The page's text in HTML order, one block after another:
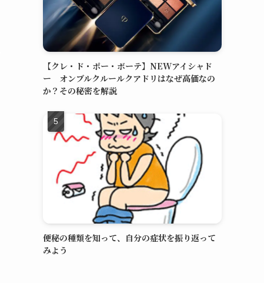
【クレ・ド・ポー・ボーテ】NEWアイシャド
ー オンブルクルールクアドリはなぜ高価なの
か？その秘密を解説
便秘の種類を知って、自分の症状を振り返って
みよう